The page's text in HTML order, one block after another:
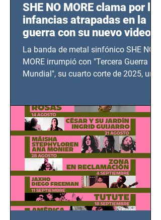
SHE NO MORE clama por las
infancias atrapadas en la
guerra con su nuevo video
TERCERA GUERRA
MUNDIAL
La banda de metal sinfónico SHE NO
MORE irrumpió con "Tercera Guerra
Mundial", su cuarto corte de 2025, un
bélicos.